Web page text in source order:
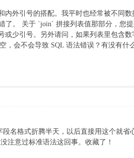
外引号的搭配。我平时也经常被不同数
了。 关于 `join` 拼接列表值那部分，您
少引号。另外请问，如果列表里包含数
会不会导致 SQL 语法错误？有没有什
名格式折腾半天，以后直接用这个就省
注意过标准语法这回事。收藏了！